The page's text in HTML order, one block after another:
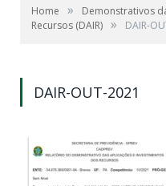
Home »
Demonstrativos
Recursos (DAIR) » DAIR-
DAIR-OUT-2021